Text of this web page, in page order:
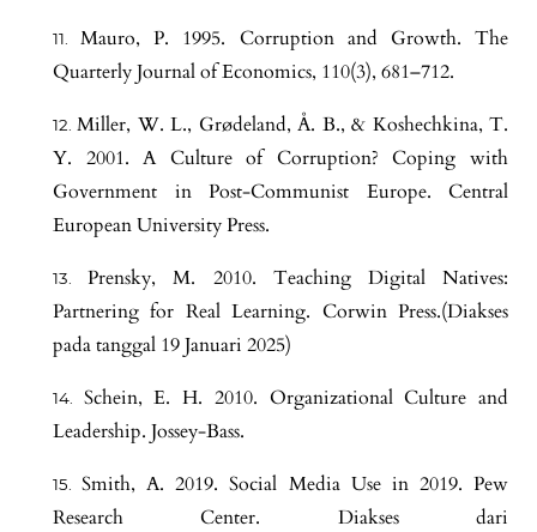
Mauro, P. 1995. Corruption and Growth. The
Quarterly Journal of Economics, 110(3), 681–712.
Miller, W. L., Grødeland, Å. B., & Koshechkina, T.
Y. 2001. A Culture of Corruption? Coping with
Government in Post-Communist Europe. Central
European University Press.
Prensky, M. 2010. Teaching Digital Natives:
Partnering for Real Learning. Corwin Press.(Diakses
pada tanggal 19 Januari 2025)
Schein, E. H. 2010. Organizational Culture and
Leadership. Jossey-Bass.
Smith, A. 2019. Social Media Use in 2019. Pew
Research Center. Diakses dari